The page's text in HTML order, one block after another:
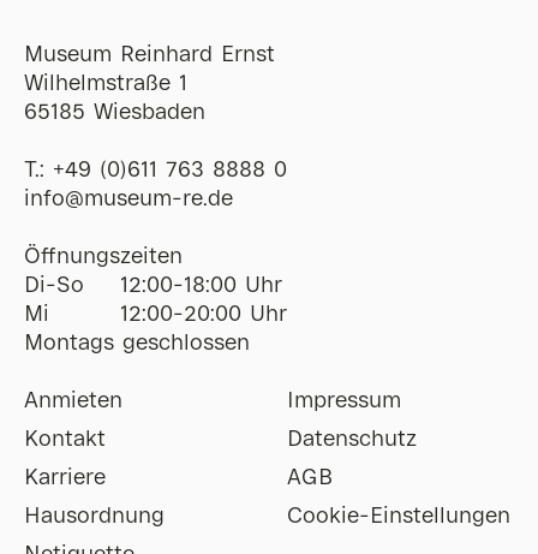
Museum Reinhard Ernst
Wilhelmstraße 1
65185 Wiesbaden
T.: +49 (0)611 763 8888 0
ofni@museum-re de
Öffnungszeiten
Di-So
12:00-18:00 Uhr
Mi
12:00-20:00 Uhr
Montags geschlossen
Anmieten
Kontakt
Karriere
Hausordnung
Impressum
Datenschutz
AGB
Cookie-Einstellungen